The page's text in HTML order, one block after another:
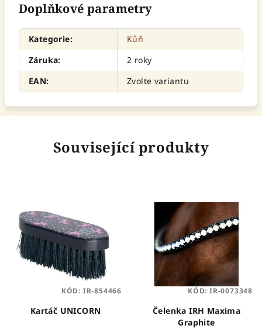
Doplňkové parametry
Kategorie:
Kůň
Záruka:
2 roky
EAN: Zvolte variantu
Související produkty
Kartáč UNICORN
KÓD: IR-854466
Čelenka IRH Maxima
Graphite
KÓD: IR-0073348